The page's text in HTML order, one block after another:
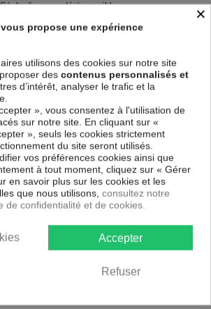
linge modéré possible
à 30° C (avec des couleurs similaires) -
- Sèche linge modéré possible
cm
Oeko-Tex®
200
135g/m²
×
propose une expérience
utilisons des cookies sur notre site
des contenus personnalisés et
d’intérêt, analyser le trafic et la
», vous consentez à l'utilisation de
sur notre site. En cliquant sur «
», seuls les cookies strictement
du site seront utilisés.
vos préférences cookies ainsi que
à tout moment, cliquez sur « Gérer
en savoir plus sur les cookies et les
que nous utilisons, consultez notre
de confidentialité et de cookies.
Accepter
Refuser